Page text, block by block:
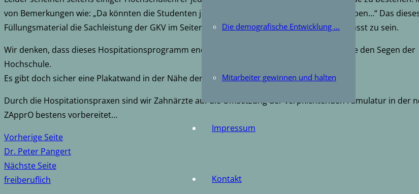
Die demografische Entwicklung …
Mitarbeiter gewinnen und halten
Impressum
Kontakt
von Bemerkungen wie: „Da könnten die Studenten ja das Legen von Amalgamfüllungen erleben…“ Das
Füllungsmaterial die Sachleistung der GKV im Seitenzahngebiet darstellt, scheint nicht bewusst zu sein.
Wir denken, dass dieses Hospitationsprogramm endlich wirklich starten muss: Notfalls ohne den Segen der
Hochschule.
Es gibt doch sicher eine Plakatwand in der Nähe der Zahnklinik in der „Alten Post“…
Durch die Hospitationspraxen sind wir Zahnärzte auf die Umsetzung der verpflichtenden Famulatur in der
ZApprO bestens vorbereitet…
Vorherige Seite
Dr. Peter Pangert
Nächste Seite
freiberuflich